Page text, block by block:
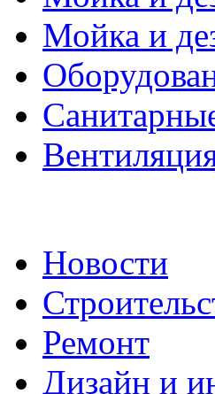
Мойка и
Новости
Ремонт
Дизайн и